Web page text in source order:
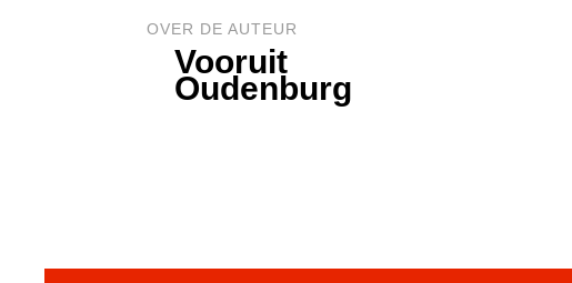
OVER DE AUTEUR
Vooruit
Oudenburg